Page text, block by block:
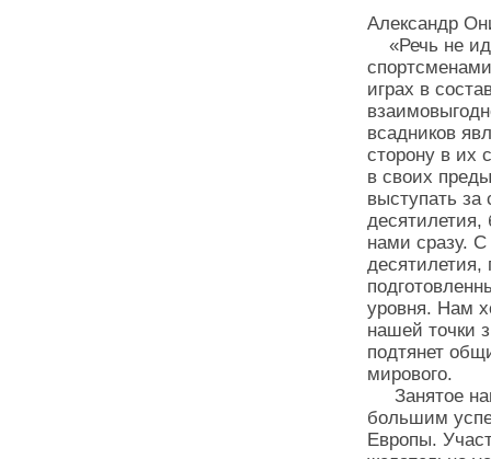
Александр
«Речь не
играх в
всадников
сторону в их
в своих
выступать
десятилетия,
нами сразу.
десятилетия,
уровня. Нам
нашей точки
подтянет
мирового.
Занятое
большим
Европы.